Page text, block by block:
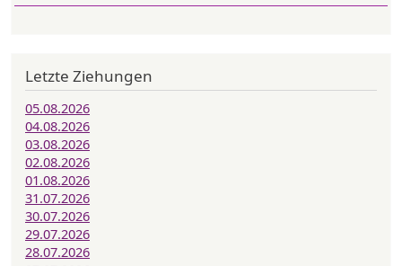
Letzte Ziehungen
05.08.2026
04.08.2026
03.08.2026
02.08.2026
01.08.2026
31.07.2026
30.07.2026
29.07.2026
28.07.2026